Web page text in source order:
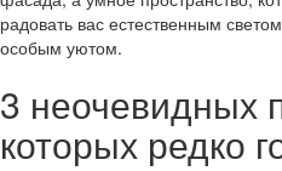
радовать вас естественным
особым уютом.
3 неочевидных
которых редко